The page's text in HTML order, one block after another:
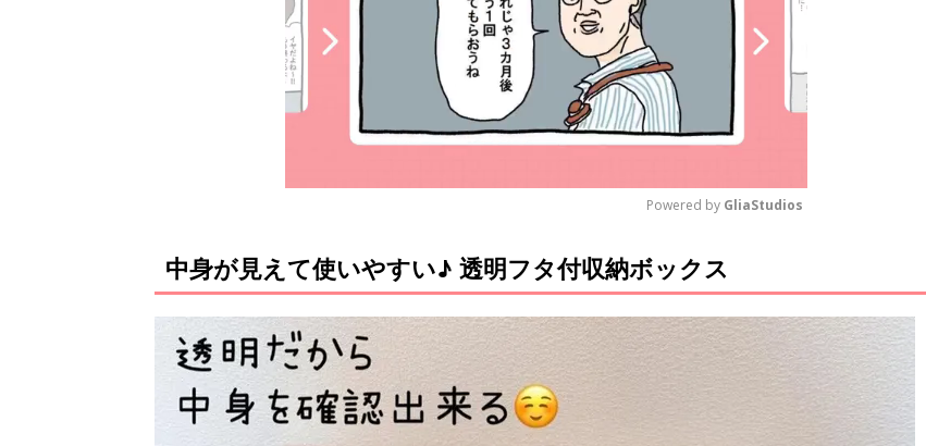
M
u
e
Powered by GliaStudios
中身が見えて使いやすい♪ 透明フタ付収納ボックス